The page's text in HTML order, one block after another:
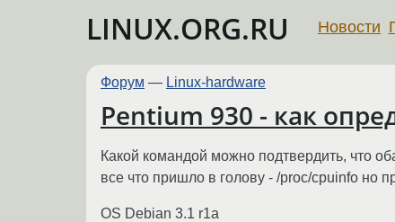
LINUX.ORG.RU Новости
Форум — Linux-hardware
Pentium 930 - как
Какой командой можно подтвердить, что
все что пришло в голову - /proc/cpuinfo но
OS Debian 3.1 r1a